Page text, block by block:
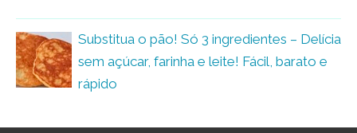
Substitua o pão! Só 3 ingredientes – Delícia
sem açúcar, farinha e leite! Fácil, barato e
rápido